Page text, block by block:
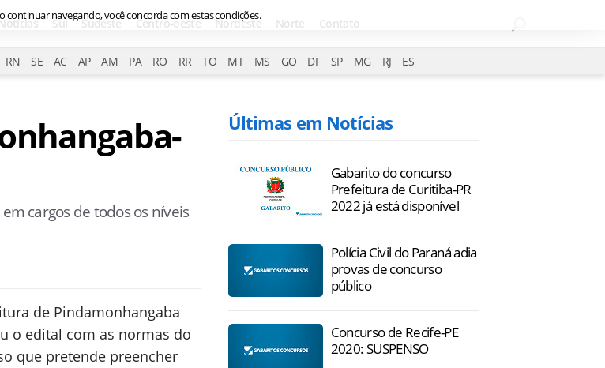
Sul Sudeste Centro-oeste Nordeste Norte Contato
RN SE AC AP AM PA RO RR TO MT MS GO DF SP MG RJ ES
cargos de todos os níveis
de Pindamonhangaba
o edital com as normas do
que pretende preencher
Últimas em Notícias
Gabarito do concurso
Prefeitura de Curitiba-PR
2022 já está disponível
Polícia Civil do Paraná adia
provas de concurso
público
Concurso de Recife-PE
2020: SUSPENSO
continuar navegando, você concorda com estas condições.